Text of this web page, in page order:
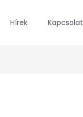
Hírek Kapcsolat